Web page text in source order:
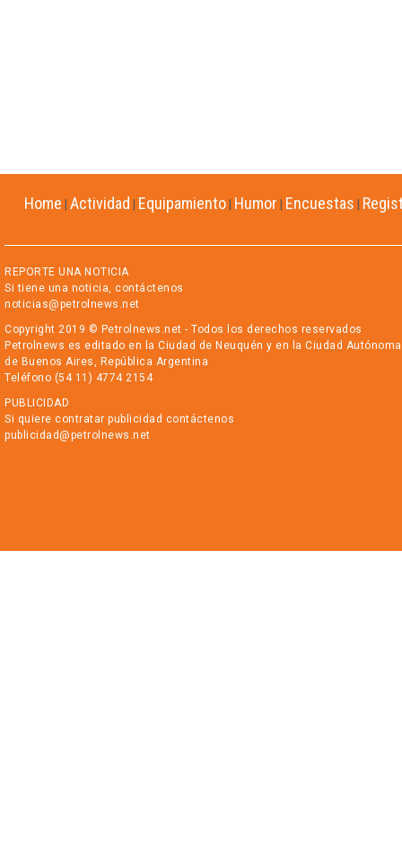
Home Actividad Equipamiento Humor Encuestas
REPORTE UNA NOTICIA
Si tiene una noticia, contáctenos
noticias@petrolnews.net
Copyright 2019 © Petrolnews.net - Todos los derechos reservados
Petrolnews es editado en la Ciudad de Neuquén y en la Ciudad Autónoma
de Buenos Aires, República Argentina
Teléfono (54 11) 4774 2154
PUBLICIDAD
Si quiere contratar publicidad contáctenos
publicidad@petrolnews.net